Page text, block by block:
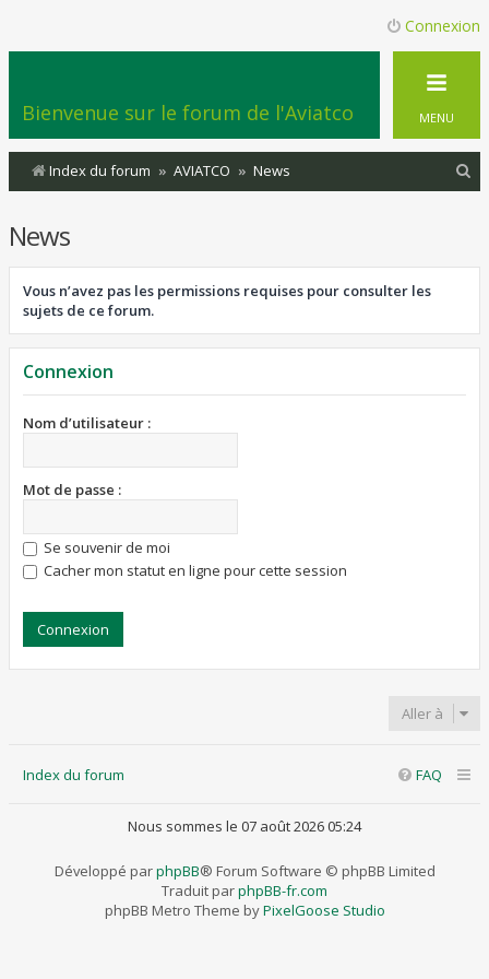
Connexion
Bienvenue sur le forum de l'Aviatco MENU
Index du forum AVIATCO News
c
News
Vous n’avez pas les permissions requises pour consulter les
sujets de ce forum.
Connexion
Nom d’utilisateur :
Mot de passe :
Se souvenir de moi
Cacher mon statut en ligne pour cette session
Aller à
Index du forum FAQ
Nous sommes le 07 août 2026 05:24
Développé parphpBB® Forum Software © phpBB Limited
Traduit parphpBB-fr.com
phpBB Metro Theme byPixelGoose Studio